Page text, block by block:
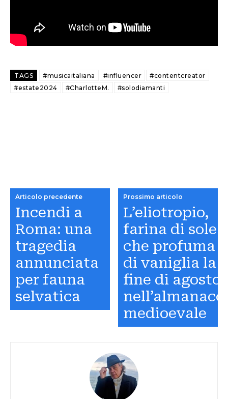
TAGS #musicaitaliana #influencer
#contentcreator
#estate2024
#CharlotteM. #solodiamanti
Articolo precedente
Incendi a
Roma: una
tragedia
annunciata
per fauna
selvatica
Prossimo articolo
L’eliotropio,
farina di sole
che profuma
di vaniglia la
fine di agosto,
medioevale